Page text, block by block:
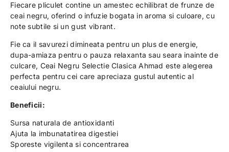
Fiecare pliculet contine un amestec echilibrat de frunze de
ceai negru, oferind o infuzie bogata in aroma si culoare, cu
note subtile si un gust vibrant.
Fie ca il savurezi dimineata pentru un plus de energie,
dupa-amiaza pentru o pauza relaxanta sau seara inainte de
culcare, Ceai Negru Selectie Clasica Ahmad este alegerea
perfecta pentru cei care apreciaza gustul autentic al
ceaiului negru.
Beneficii:
Sursa naturala de antioxidanti
Ajuta la imbunatatirea digestiei
Sporeste vigilenta si concentrarea